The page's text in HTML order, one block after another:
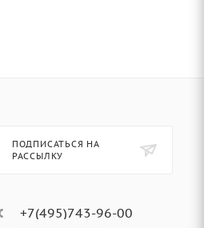
ПОДПИСАТЬСЯ НА
РАССЫЛКУ
+7(495)743-96-00